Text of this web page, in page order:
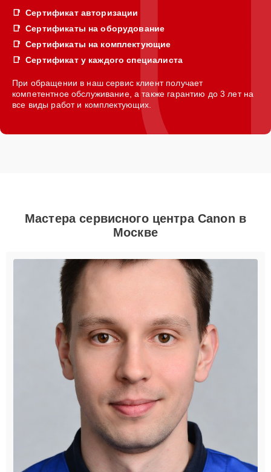
Сертификат авторизации
Сертификаты на оборудование
Сертификаты на комплектующие
Сертификат у каждого специалиста
При обращении в наш сервис клиент получает
компетентное обслуживание, а также гарантию до 3 лет на
все виды работ и комплектующих.
Мастера сервисного центра Canon в
Москве